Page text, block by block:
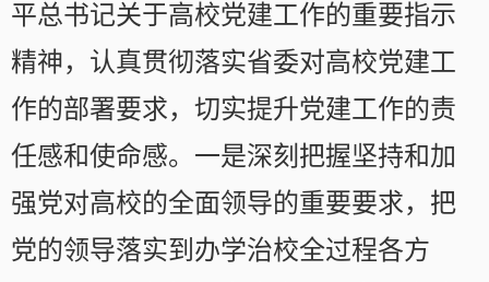
平总书记关于高校党建工作的重要指示
精神，认真贯彻落实省委对高校党建工
作的部署要求，切实提升党建工作的责
任感和使命感。一是深刻把握坚持和加
强党对高校的全面领导的重要要求，把
党的领导落实到办学治校全过程各方